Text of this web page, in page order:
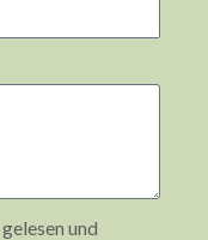
gelesen und